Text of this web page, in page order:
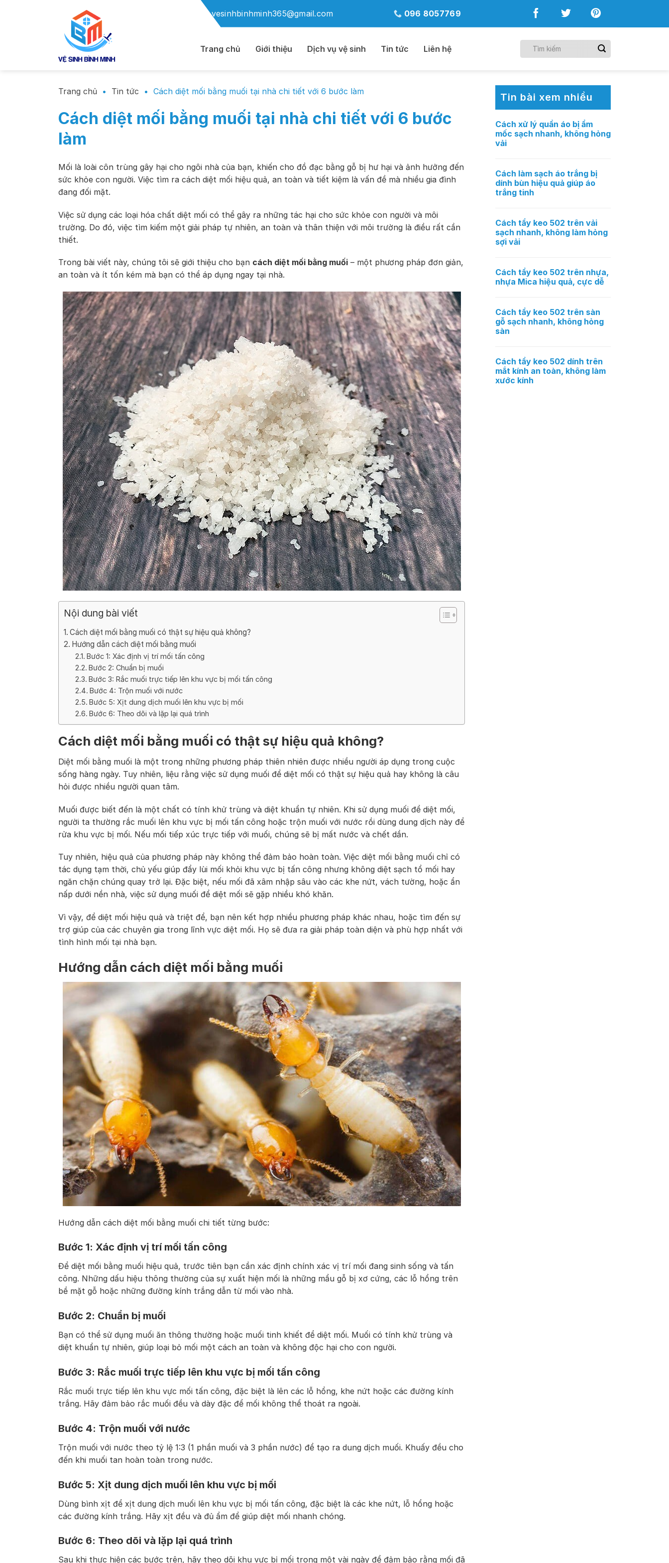
vesinhbinhminh365@gmail.com 096 8057769
Trang chủ Giới thiệu Dịch vụ vệ sinh Tin tức Liên hệ
Trang chủ • Tin tức • Cách diệt mối bằng muối tại nhà chi tiết với 6 bước làm
Cách diệt mối bằng muối tại nhà chi tiết với 6 bước
làm
Mối là loài côn trùng gây hại cho ngôi nhà của bạn, khiến cho đồ đạc bằng gỗ bị hư hại và ảnh hưởng đến
sức khỏe con người. Việc tìm ra cách diệt mối hiệu quả, an toàn và tiết kiệm là vấn đề mà nhiều gia đình
đang đối mặt.
Việc sử dụng các loại hóa chất diệt mối có thể gây ra những tác hại cho sức khỏe con người và môi
trường. Do đó, việc tìm kiếm một giải pháp tự nhiên, an toàn và thân thiện với môi trường là điều rất cần
thiết.
Trong bài viết này, chúng tôi sẽ giới thiệu cho bạn cách diệt mối bằng muối – một phương pháp đơn giản,
an toàn và ít tốn kém mà bạn có thể áp dụng ngay tại nhà.
Nội dung bài viết
Cách diệt mối bằng muối có thật sự hiệu quả không?
Hướng dẫn cách diệt mối bằng muối
Bước 1: Xác định vị trí mối tấn công
Bước 2: Chuẩn bị muối
Bước 3: Rắc muối trực tiếp lên khu vực bị mối tấn công
Bước 4: Trộn muối với nước
Bước 5: Xịt dung dịch muối lên khu vực bị mối
Bước 6: Theo dõi và lặp lại quá trình
Cách diệt mối bằng muối có thật sự hiệu quả không?
Diệt mối bằng muối là một trong những phương pháp thiên nhiên được nhiều người áp dụng trong cuộc
sống hàng ngày. Tuy nhiên, liệu rằng việc sử dụng muối để diệt mối có thật sự hiệu quả hay không là câu
hỏi được nhiều người quan tâm.
Muối được biết đến là một chất có tính khử trùng và diệt khuẩn tự nhiên. Khi sử dụng muối để diệt mối,
người ta thường rắc muối lên khu vực bị mối tấn công hoặc trộn muối với nước rồi dùng dung dịch này để
rửa khu vực bị mối. Nếu mối tiếp xúc trực tiếp với muối, chúng sẽ bị mất nước và chết dần.
Tuy nhiên, hiệu quả của phương pháp này không thể đảm bảo hoàn toàn. Việc diệt mối bằng muối chỉ có
tác dụng tạm thời, chủ yếu giúp đẩy lùi mối khỏi khu vực bị tấn công nhưng không diệt sạch tổ mối hay
ngăn chặn chúng quay trở lại. Đặc biệt, nếu mối đã xâm nhập sâu vào các khe nứt, vách tường, hoặc ẩn
nấp dưới nền nhà, việc sử dụng muối để diệt mối sẽ gặp nhiều khó khăn.
Vì vậy, để diệt mối hiệu quả và triệt để, bạn nên kết hợp nhiều phương pháp khác nhau, hoặc tìm đến sự
trợ giúp của các chuyên gia trong lĩnh vực diệt mối. Họ sẽ đưa ra giải pháp toàn diện và phù hợp nhất với
tình hình mối tại nhà bạn.
Hướng dẫn cách diệt mối bằng muối
Hướng dẫn cách diệt mối bằng muối chi tiết từng bước:
Bước 1: Xác định vị trí mối tấn công
Để diệt mối bằng muối hiệu quả, trước tiên bạn cần xác định chính xác vị trí mối đang sinh sống và tấn
công. Những dấu hiệu thông thường của sự xuất hiện mối là những mẩu gỗ bị xơ cứng, các lỗ hổng trên
bề mặt gỗ hoặc những đường kính trắng dẫn từ mối vào nhà.
Bước 2: Chuẩn bị muối
Bạn có thể sử dụng muối ăn thông thường hoặc muối tinh khiết để diệt mối. Muối có tính khử trùng và
diệt khuẩn tự nhiên, giúp loại bỏ mối một cách an toàn và không độc hại cho con người.
Bước 3: Rắc muối trực tiếp lên khu vực bị mối tấn công
Rắc muối trực tiếp lên khu vực mối tấn công, đặc biệt là lên các lỗ hổng, khe nứt hoặc các đường kính
trắng. Hãy đảm bảo rắc muối đều và dày đặc để mối không thể thoát ra ngoài.
Bước 4: Trộn muối với nước
Trộn muối với nước theo tỷ lệ 1:3 (1 phần muối và 3 phần nước) để tạo ra dung dịch muối. Khuấy đều cho
đến khi muối tan hoàn toàn trong nước.
Bước 5: Xịt dung dịch muối lên khu vực bị mối
Dùng bình xịt để xịt dung dịch muối lên khu vực bị mối tấn công, đặc biệt là các khe nứt, lỗ hổng hoặc
các đường kính trắng. Hãy xịt đều và đủ ẩm để giúp diệt mối nhanh chóng.
Bước 6: Theo dõi và lặp lại quá trình
Sau khi thực hiện các bước trên, hãy theo dõi khu vực bị mối trong một vài ngày để đảm bảo rằng mối đã
Tin bài xem nhiều
Cách xử lý quần áo bị ẩm
mốc sạch nhanh, không hỏng
vải
Cách làm sạch áo trắng bị
dính bùn hiệu quả giúp áo
trắng tinh
Cách tẩy keo 502 trên vải
sạch nhanh, không làm hỏng
sợi vải
Cách tẩy keo 502 trên nhựa,
nhựa Mica hiệu quả, cực dễ
Cách tẩy keo 502 trên sàn
gỗ sạch nhanh, không hỏng
sàn
Cách tẩy keo 502 dính trên
mắt kính an toàn, không làm
xước kính